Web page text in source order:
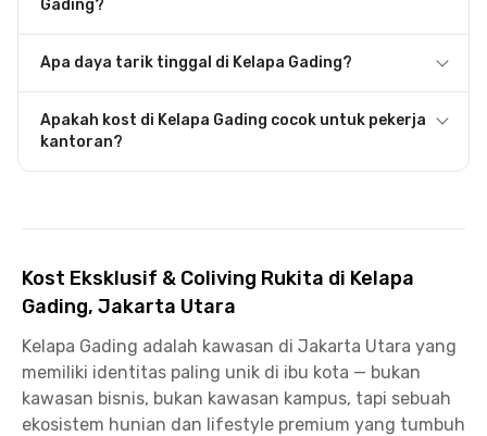
Gading?
Apa daya tarik tinggal di Kelapa Gading?
Apakah kost di Kelapa Gading cocok untuk pekerja
kantoran?
Kost Eksklusif & Coliving Rukita di Kelapa
Gading, Jakarta Utara
Kelapa Gading adalah kawasan di Jakarta Utara yang
memiliki identitas paling unik di ibu kota — bukan
kawasan bisnis, bukan kawasan kampus, tapi sebuah
ekosistem hunian dan lifestyle premium yang tumbuh